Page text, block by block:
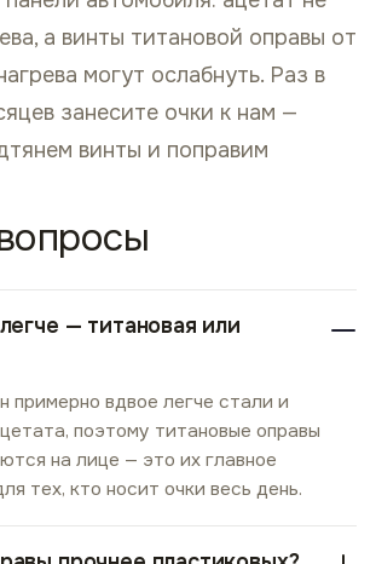
а винты титановой оправы от
могут ослабнуть. Раз в
занесите очки к нам —
винты и поправим
— титановая или
примерно вдвое легче стали и
поэтому титановые оправы
на лице — это их главное
тех, кто носит очки весь день.